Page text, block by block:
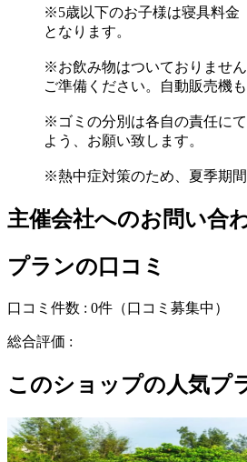
※5歳以下のお子様は寝具料金
となります。
※お飲み物はついておりませ
ご準備ください。自動販売機も
※ゴミの分別は各自の責任に
よう、お願い致します。
※熱中症対策のため、夏季期間
主催会社へのお問い合
プランの口コミ
口コミ件数 : 0件 （口コミ募集中）
総合評価 :
このショップの人気プ